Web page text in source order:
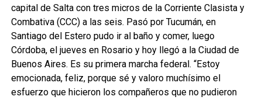
capital de Salta con tres micros de la Corriente Clasista y
Combativa (CCC) a las seis. Pasó por Tucumán, en
Santiago del Estero pudo ir al baño y comer, luego
Córdoba, el jueves en Rosario y hoy llegó a la Ciudad de
Buenos Aires. Es su primera marcha federal. “Estoy
emocionada, feliz, porque sé y valoro muchísimo el
esfuerzo que hicieron los compañeros que no pudieron